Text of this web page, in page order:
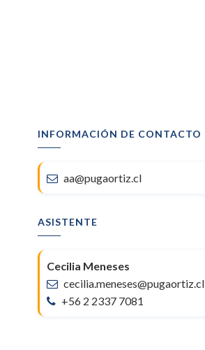
INFORMACIÓN DE CONTACTO
aa@pugaortiz.cl
ASISTENTE
Cecilia Meneses
cecilia.meneses@pugaortiz.cl
+56 2 2337 7081